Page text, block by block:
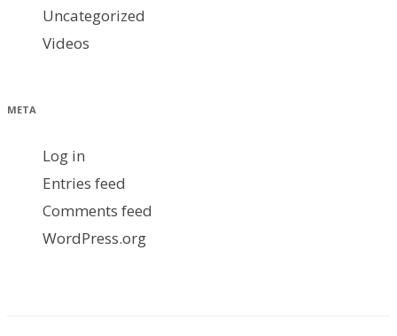
Uncategorized
Videos
META
Log in
Entries feed
Comments feed
WordPress.org